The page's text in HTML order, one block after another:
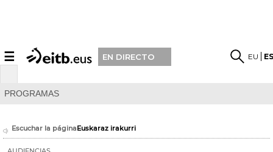
☰ EN DIRECTO EU
PROGRAMAS
Escuchar la páginaEuskaraz irakurri